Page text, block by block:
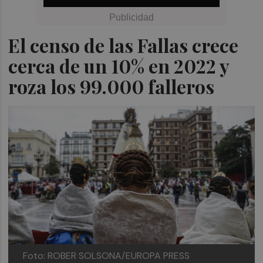
El censo de las Fallas crece
cerca de un 10% en 2022 y
roza los 99.000 falleros
Foto: ROBER SOLSONA/EUROPA PRESS